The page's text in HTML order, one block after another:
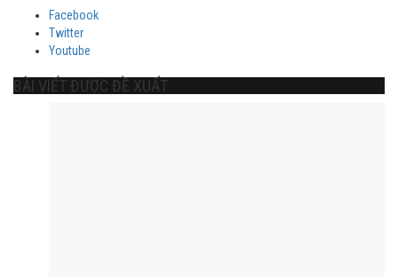
Facebook
Twitter
Youtube
BÀI VIẾT ĐƯỢC ĐỀ XUẤT